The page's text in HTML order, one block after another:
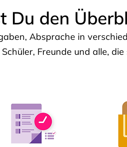
Du den
Absprache in
Freunde und alle,